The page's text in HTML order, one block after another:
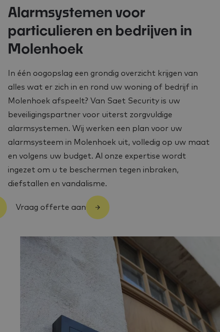
Alarmsystemen voor
particulieren en bedrijven in
Molenhoek
In één oogopslag een grondig overzicht krijgen van
alles wat er zich in en rond uw woning of bedrijf in
Molenhoek afspeelt? Van Saet Security is uw
beveiligingspartner voor uiterst zorgvuldige
alarmsystemen. Wij werken een plan voor uw
alarmsysteem in Molenhoek uit, volledig op uw maat
en volgens uw budget. Al onze expertise wordt
ingezet om u te beschermen tegen inbraken,
diefstallen en vandalisme.
Vraag offerte aan